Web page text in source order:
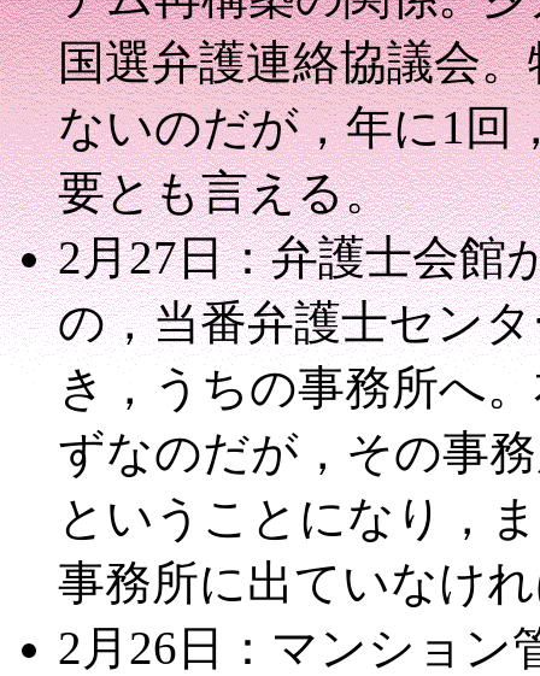
国選弁護連絡協議会
ないのだが，年に1回
要とも言える。
2月27日：弁護士会館
の，当番弁護士セン
き，うちの事務所へ
ずなのだが，その事
ということになり，
事務所に出ていなけ
2月26日：マンショ